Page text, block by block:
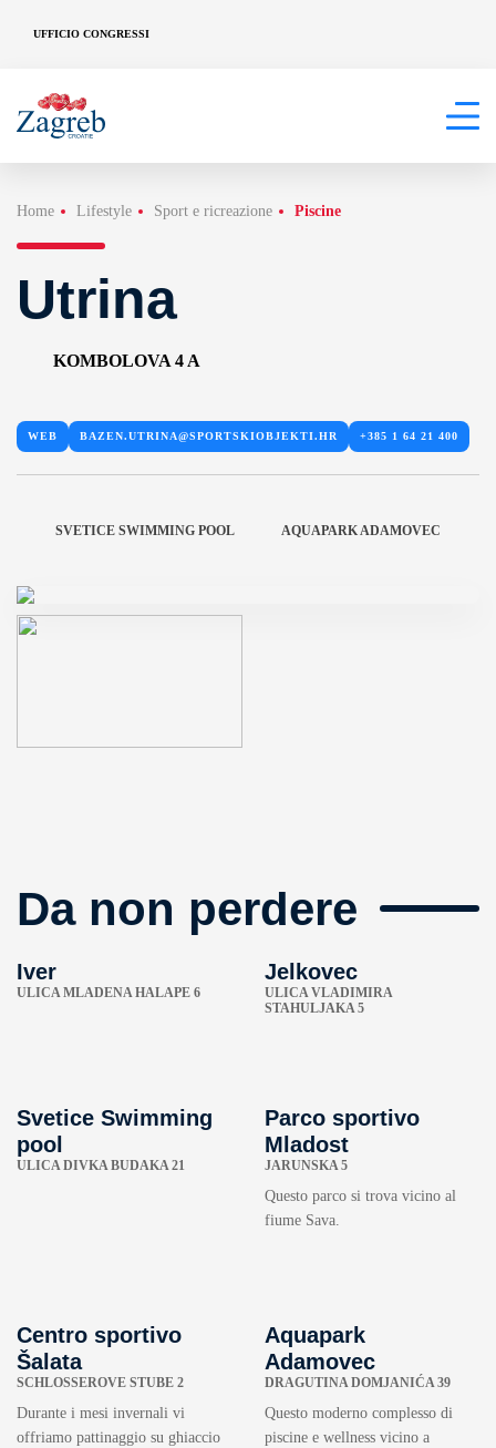
UFFICIO CONGRESSI
Home Lifestyle Sport e ricreazione Piscine
Utrina
KOMBOLOVA 4 A
WEB BAZEN.UTRINA@SPORTSKIOBJEKTI.HR +385 1 64 21 400
SVETICE SWIMMING POOL AQUAPARK ADAMOVEC
Da non perdere
Iver
ULICA MLADENA HALAPE 6
Jelkovec
ULICA VLADIMIRA
STAHULJAKA 5
Svetice Swimming
pool
ULICA DIVKA BUDAKA 21
Parco sportivo
Mladost
JARUNSKA 5
Questo parco si trova vicino al
fiume Sava.
Centro sportivo
Šalata
SCHLOSSEROVE STUBE 2
Durante i mesi invernali vi
offriamo pattinaggio su ghiaccio
Aquapark
Adamovec
DRAGUTINA DOMJANIĆA 39
Questo moderno complesso di
piscine e wellness vicino a